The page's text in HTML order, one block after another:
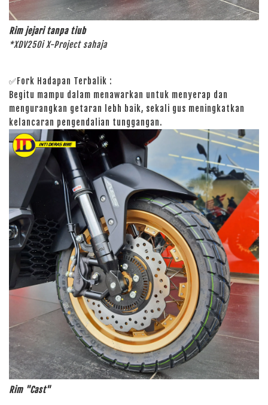
Rim jejari tanpa tiub
*XDV250i X-Project sahaja
✅Fork Hadapan Terbalik :
Begitu mampu dalam menawarkan untuk menyerap dan
mengurangkan getaran lebh baik, sekali gus meningkatkan
kelancaran pengendalian tunggangan.
Rim "Cast"